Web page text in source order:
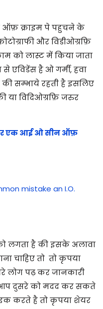
ऑफ़ क्राइम पे पहुचने के
और विडीओग्रफ़ि
को लास्ट में किया जाता
एविडेंस है ओ गर्मी, हवा
सम्भाये रहती है इसलिए
या विदिओग्रफ़ि जरुर
एक आई ओ सीन ऑफ़
mistake an I.O.
लगता है की इसके अलावा
चाहिए तो तो कृपया
लोग पढ़ कर जानकारी
दुसरे को मदद कर सकते
करते है तो कृपया शेयर